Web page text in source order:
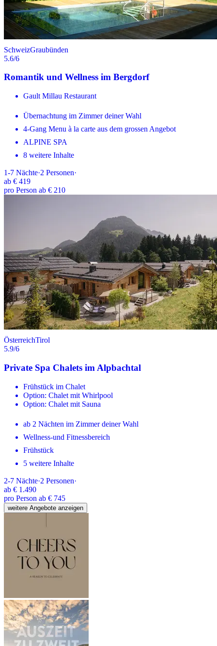
SchweizGraubünden
5.6/6
Romantik und Wellness im Bergdorf
Gault Millau Restaurant
Übernachtung im Zimmer deiner Wahl
4-Gang Menu à la carte aus dem grossen Angebot
ALPINE SPA
8 weitere Inhalte
1-7 Nächte·2 Personen·
ab € 419
pro Person ab € 210
ÖsterreichTirol
5.9/6
Private Spa Chalets im Alpbachtal
Frühstück im Chalet
Option: Chalet mit Whirlpool
Option: Chalet mit Sauna
ab 2 Nächten im Zimmer deiner Wahl
Wellness-und Fitnessbereich
Frühstück
5 weitere Inhalte
2-7 Nächte·2 Personen·
ab € 1.490
pro Person ab € 745
weitere Angebote anzeigen